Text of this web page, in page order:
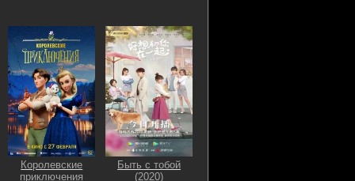
Королевские
приключения
Быть с тобой
(2020)